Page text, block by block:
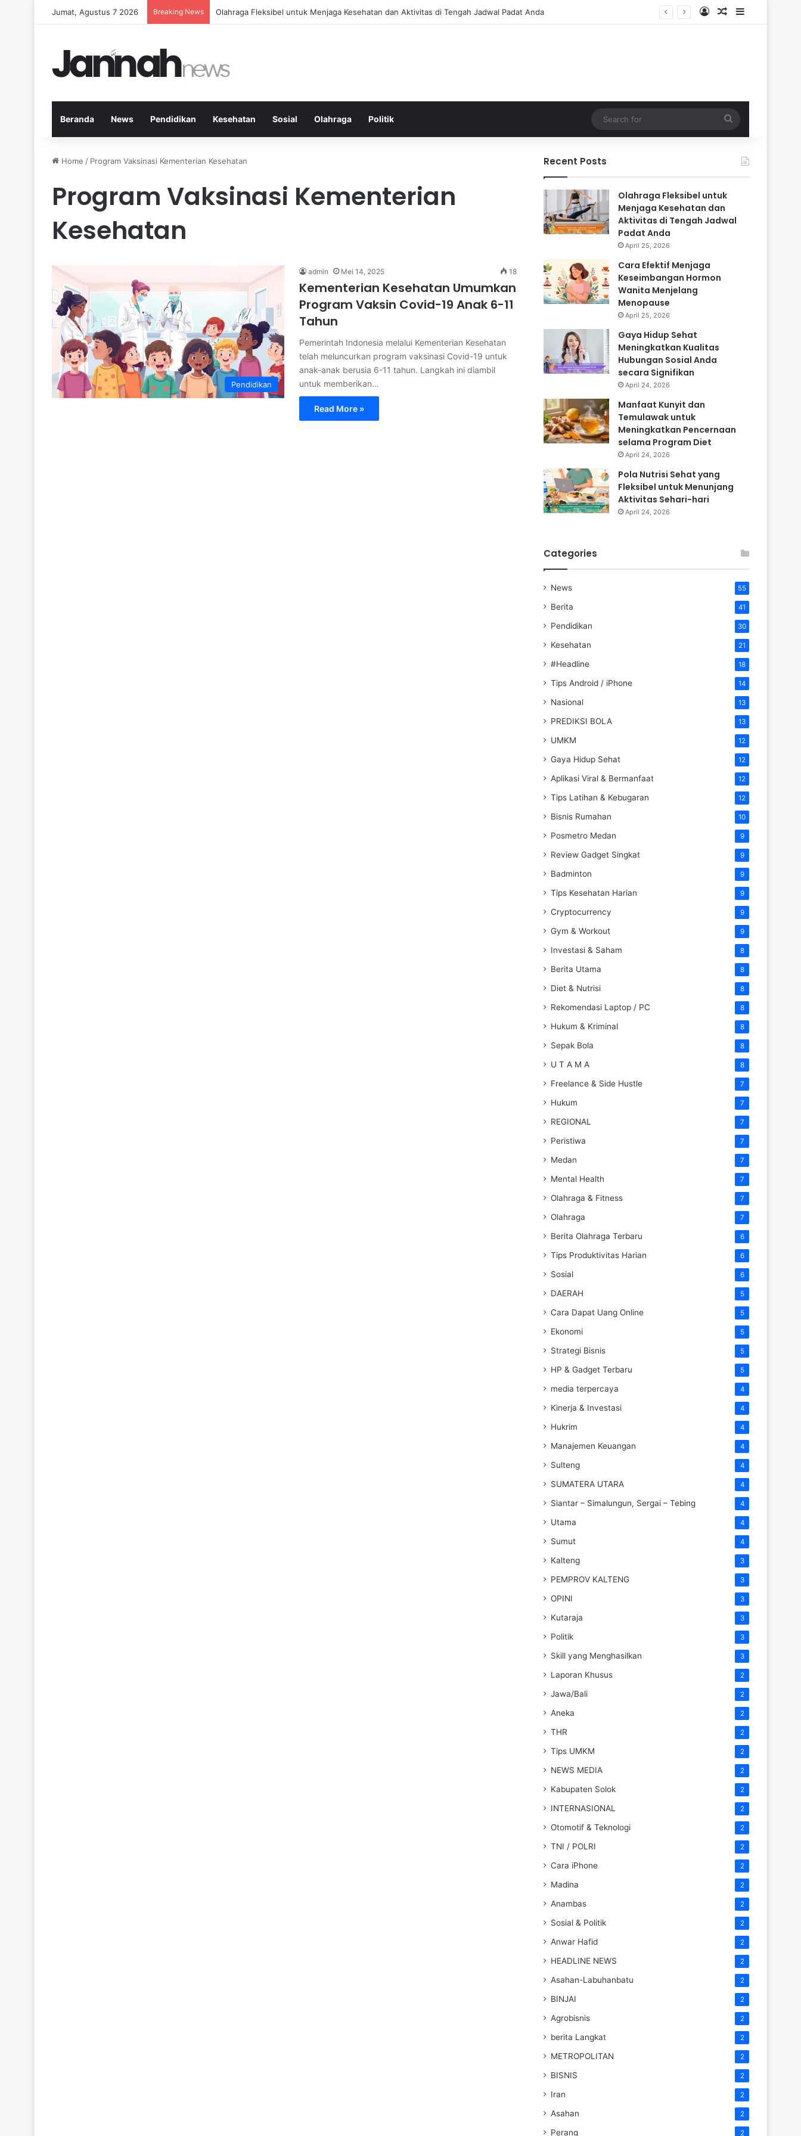
Jumat, Agustus 7 2026 Breaking News Cara Efektif Menjaga Keseimbangan Hormon Wanita Menjelang Menopause Log InRandom Article
Sidebar
Beranda News Pendidikan Kesehatan Sosial Olahraga Politik
for
Home / Program Vaksinasi Kementerian Kesehatan
Program Vaksinasi Kementerian
Kesehatan
Pendidikan
admin Mei 14, 2025 18
Kementerian Kesehatan Umumkan
Program Vaksin Covid-19 Anak 6-11
Tahun
Pemerintah Indonesia melalui Kementerian Kesehatan
telah meluncurkan program vaksinasi Covid-19 untuk
anak-anak berusia 6-11 tahun. Langkah ini diambil
untuk memberikan…
Read More »
Recent Posts
Olahraga Fleksibel untuk
Menjaga Kesehatan dan
Aktivitas di Tengah Jadwal
Padat Anda
April 25, 2026
Cara Efektif Menjaga
Keseimbangan Hormon
Wanita Menjelang
Menopause
April 25, 2026
Gaya Hidup Sehat
Meningkatkan Kualitas
Hubungan Sosial Anda
secara Signifikan
April 24, 2026
Manfaat Kunyit dan
Temulawak untuk
Meningkatkan Pencernaan
selama Program Diet
April 24, 2026
Pola Nutrisi Sehat yang
Fleksibel untuk Menunjang
Aktivitas Sehari-hari
April 24, 2026
Categories
News 55
Berita 41
Pendidikan 30
Kesehatan 21
#Headline 18
Tips Android / iPhone 14
Nasional 13
PREDIKSI BOLA 13
UMKM 12
Gaya Hidup Sehat 12
Aplikasi Viral & Bermanfaat 12
Tips Latihan & Kebugaran 12
Bisnis Rumahan 10
Posmetro Medan 9
Review Gadget Singkat 9
Badminton 9
Tips Kesehatan Harian 9
Cryptocurrency 9
Gym & Workout 9
Investasi & Saham 8
Berita Utama 8
Diet & Nutrisi 8
Rekomendasi Laptop / PC 8
Hukum & Kriminal 8
Sepak Bola 8
U T A M A 8
Freelance & Side Hustle 7
Hukum 7
REGIONAL 7
Peristiwa 7
Medan 7
Mental Health 7
Olahraga & Fitness 7
Olahraga 7
Berita Olahraga Terbaru 6
Tips Produktivitas Harian 6
Sosial 6
DAERAH 5
Cara Dapat Uang Online 5
Ekonomi 5
Strategi Bisnis 5
HP & Gadget Terbaru 5
media terpercaya 4
Kinerja & Investasi 4
Hukrim 4
Manajemen Keuangan 4
Sulteng 4
SUMATERA UTARA 4
Siantar – Simalungun, Sergai – Tebing 4
Utama 4
Sumut 4
Kalteng 3
PEMPROV KALTENG 3
OPINI 3
Kutaraja 3
Politik 3
Skill yang Menghasilkan 3
Laporan Khusus 2
Jawa/Bali 2
Aneka 2
THR 2
Tips UMKM 2
NEWS MEDIA 2
Kabupaten Solok 2
INTERNASIONAL 2
Otomotif & Teknologi 2
TNI / POLRI 2
Cara iPhone 2
Madina 2
Anambas 2
Sosial & Politik 2
Anwar Hafid 2
HEADLINE NEWS 2
Asahan-Labuhanbatu 2
BINJAI 2
Agrobisnis 2
berita Langkat 2
METROPOLITAN 2
BISNIS 2
Iran 2
Asahan 2
Perang 2